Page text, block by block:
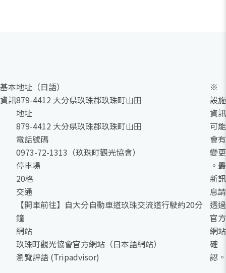
基本
資訊
地址（日語）
879-4412 大分県玖珠郡玖珠町山田
地址
879-4412 大分県玖珠郡玖珠町山田
電話號碼
0973-72-1313（玖珠町觀光協會）
停車場
20格
交通
【開車前往】自大分自動車道玖珠交流道行駛約20分
鐘
網站
玖珠町觀光協會官方網站（日本語網站）
瀏覽評語 (Tripadvisor)
※
設施
資訊
可能
會有
變更
。最
新訊
息請
透過
官方
網站
確
認。